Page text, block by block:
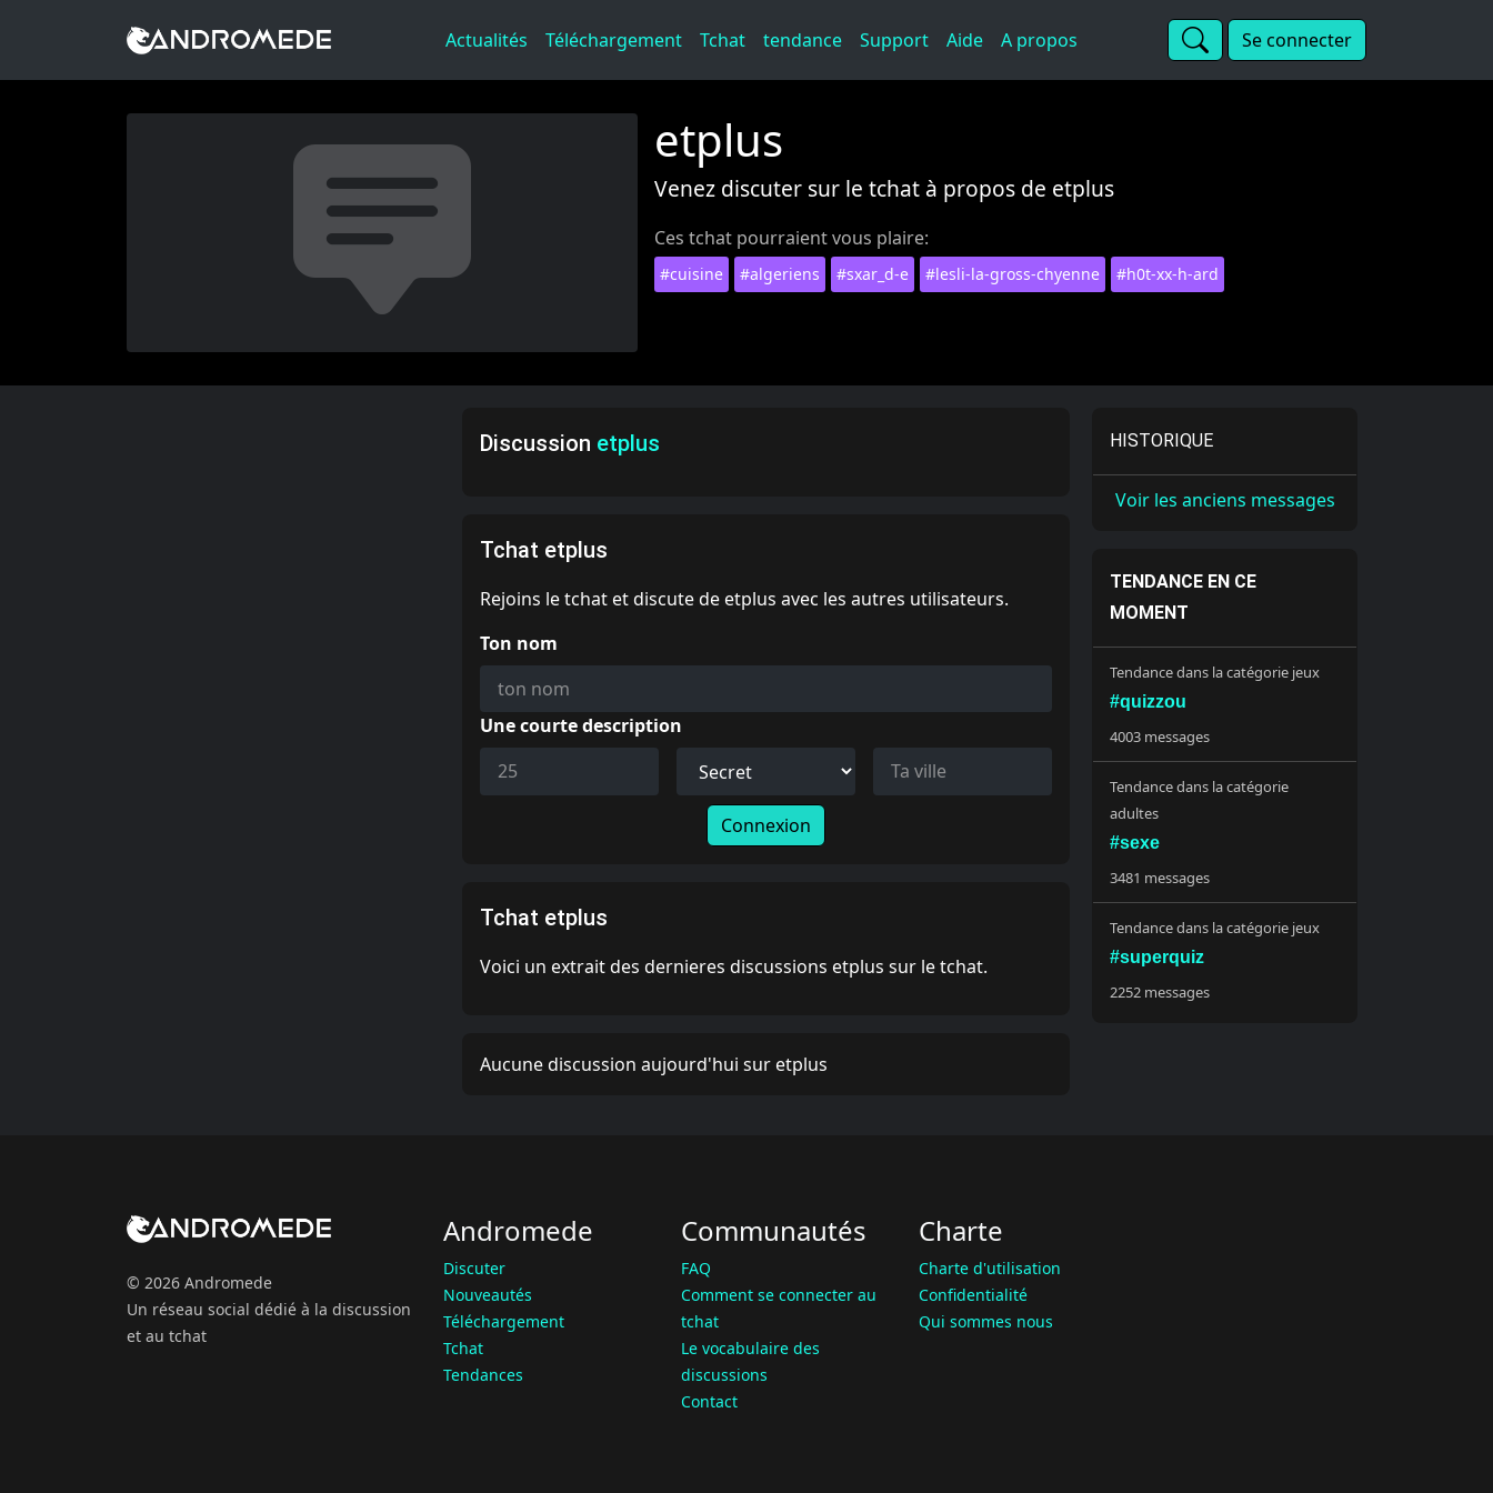
Actualités Téléchargement Tchat tendance Support Aide A propos Se connecter
etplus
Venez discuter sur le tchat à propos de etplus
Ces tchat pourraient vous plaire:
#cuisine #algeriens #sxar_d-e #lesli-la-gross-chyenne #h0t-xx-h-ard
Discussion etplus
Tchat etplus
Rejoins le tchat et discute de etplus avec les autres utilisateurs.
Ton nom
Une courte description
Connexion
Tchat etplus
Voici un extrait des dernieres discussions etplus sur le tchat.
Aucune discussion aujourd'hui sur etplus
HISTORIQUE
Voir les anciens messages
TENDANCE EN CE
MOMENT
Tendance dans la catégorie jeux
#quizzou
4003 messages
Tendance dans la catégorie
adultes
#sexe
3481 messages
Tendance dans la catégorie jeux
#superquiz
2252 messages
© 2026 Andromede
Un réseau social dédié à la discussion
et au tchat
Andromede
Discuter
Nouveautés
Téléchargement
Tchat
Tendances
Communautés
FAQ
Comment se connecter au
tchat
Le vocabulaire des
discussions
Contact
Charte
Charte d'utilisation
Confidentialité
Qui sommes nous